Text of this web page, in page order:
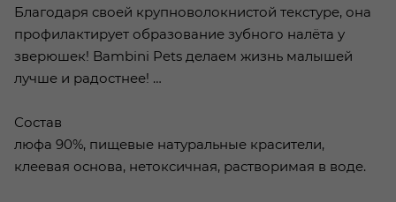
Благодаря своей крупноволокнистой текстуре, она
профилактирует образование зубного налёта у
зверюшек! Bambini Pets делаем жизнь малышей
лучше и радостнее! …
Состав
люфа 90%, пищевые натуральные красители,
клеевая основа, нетоксичная, растворимая в воде.